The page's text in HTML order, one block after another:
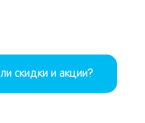
скидки и акции?